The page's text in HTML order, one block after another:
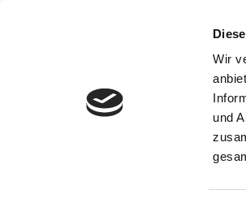
Wir
und